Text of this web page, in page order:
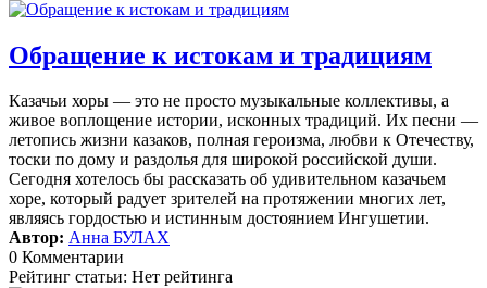
Обращение к истокам и традициям
Казачьи хоры — это не просто музыкальные коллективы, а
живое воплощение истории, исконных традиций. Их песни —
летопись жизни казаков, полная героизма, любви к Отечеству,
тоски по дому и раздолья для широкой российской души.
Сегодня хотелось бы рассказать об удивительном казачьем
хоре, который радует зрителей на протяжении многих лет,
являясь гордостью и истинным достоянием Ингушетии.
Автор: Анна БУЛАХ
0 Комментарии
Рейтинг статьи: Нет рейтинга